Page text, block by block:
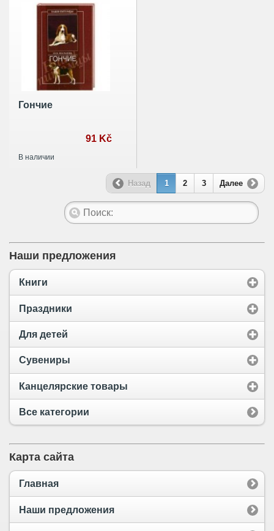
Гончие
91 Kč
В наличии
Назад 1 2 3 Далее
Наши предложения
Книги
Праздники
Для детей
Сувениры
Канцелярские товары
Все категории
Карта сайта
Главная
Наши предложения